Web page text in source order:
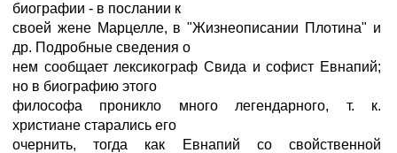
биографии - в послании к
своей жене Марцелле, в "Жизнеописании Плотина" и
др. Подробные сведения о
нем сообщает лексикограф Свида и софист Евнапий;
но в биографию этого
философа проникло много легендарного, т. к.
христиане старались его
очернить, тогда как Евнапий со свойственной